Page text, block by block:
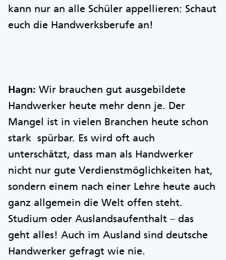
kann nur an alle Schüler appellieren: Schaut
euch die Handwerksberufe an!
Hagn: Wir brauchen gut ausgebildete
Handwerker heute mehr denn je. Der
Mangel ist in vielen Branchen heute schon
stark spürbar. Es wird oft auch
unterschätzt, dass man als Handwerker
nicht nur gute Verdienstmöglichkeiten hat,
sondern einem nach einer Lehre heute auch
ganz allgemein die Welt offen steht.
Studium oder Auslandsaufenthalt – das
geht alles! Auch im Ausland sind deutsche
Handwerker gefragt wie nie.